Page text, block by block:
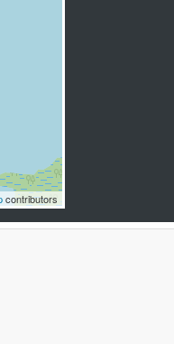
contributors